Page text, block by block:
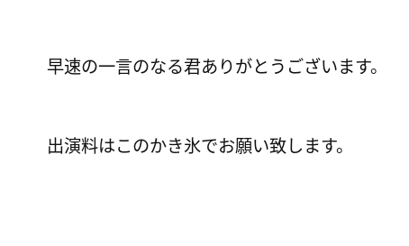
早速の一言のなる君ありがとうございます。
出演料はこのかき氷でお願い致します。